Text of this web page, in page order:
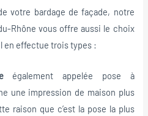
votre bardage de façade, notre
Rhône vous offre aussi le choix
en effectue trois types :
également appelée pose à
une impression de maison plus
raison que c’est la pose la plus